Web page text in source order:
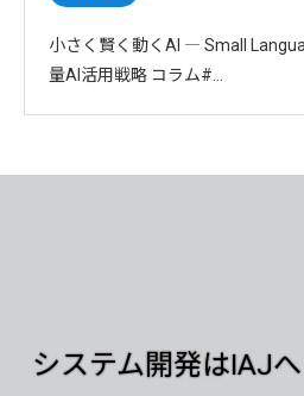
小さく賢く動くAI ― Small
量AI活用戦略 コラム#…
システム開発はIAJ